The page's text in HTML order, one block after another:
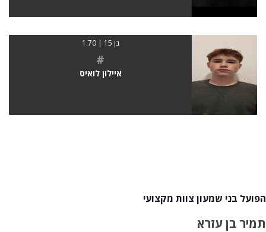
בן 15 | 1.70
#
איילון לואיס
הפועל בני שמעון צוות מקצועי
תמיר בן עזרא